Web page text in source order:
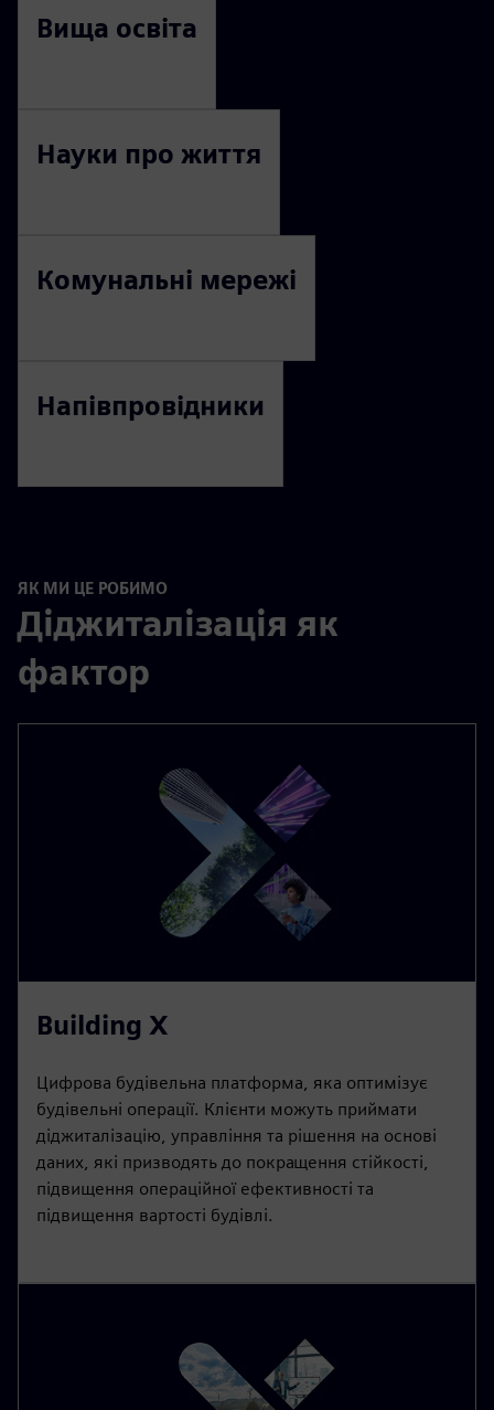
Вища освіта
Науки про життя
Комунальні мережі
Напівпровідники
ЯК МИ ЦЕ РОБИМО
Діджиталізація як
фактор
Building X
Цифрова будівельна платформа, яка оптимізує
будівельні операції. Клієнти можуть приймати
діджиталізацію, управління та рішення на основі
даних, які призводять до покращення стійкості,
підвищення операційної ефективності та
підвищення вартості будівлі.